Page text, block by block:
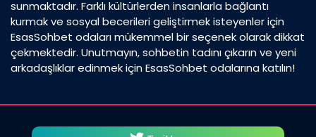
sunmaktadır. Farklı kültürlerden insanlarla bağlantı
kurmak ve sosyal becerileri geliştirmek isteyenler için
EsasSohbet odaları mükemmel bir seçenek olarak dikkat
çekmektedir. Unutmayın, sohbetin tadını çıkarın ve yeni
arkadaşlıklar edinmek için EsasSohbet odalarına katılın!